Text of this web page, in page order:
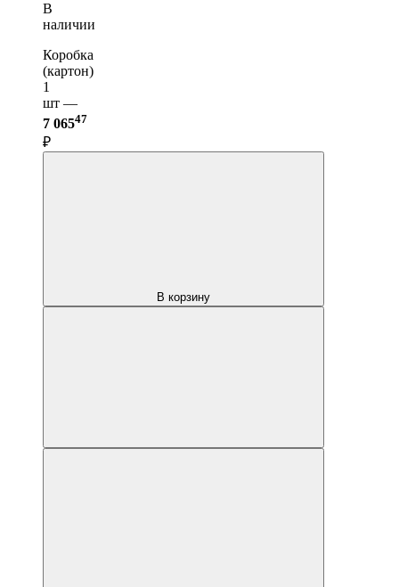
В
наличии
Коробка
(картон)
1
шт —
7 06547
₽
В корзину